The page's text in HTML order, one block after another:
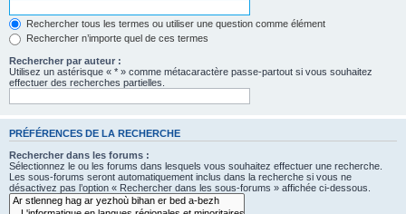
Rechercher tous les termes ou utiliser une question comme élément
Rechercher n’importe quel de ces termes
Rechercher par auteur :
Utilisez un astérisque « * » comme métacaractère passe-partout si vous souhaitez
effectuer des recherches partielles.
PRÉFÉRENCES DE LA RECHERCHE
Rechercher dans les forums :
Sélectionnez le ou les forums dans lesquels vous souhaitez effectuer une recherche.
Les sous-forums seront automatiquement inclus dans la recherche si vous ne
désactivez pas l’option « Rechercher dans les sous-forums » affichée ci-dessous.